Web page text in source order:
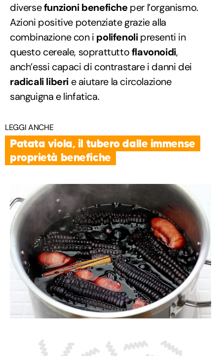
diversefunzioni beneficheper l’organismo.
Azioni positive potenziate grazie alla
combinazione con i polifenolipresenti in
questo cereale, soprattuttoflavonoidi,
anch’essi capaci di contrastare i danni dei
radicali liberi e aiutare la circolazione
sanguigna e linfatica.
LEGGI ANCHE
Patata viola, il tubero dalle immense
proprietà benefiche